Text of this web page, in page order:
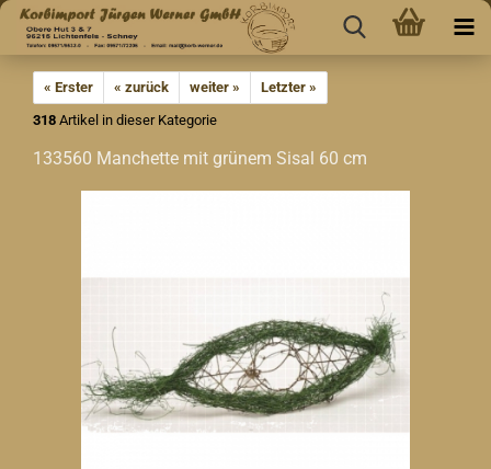
« Erster « zurück weiter »
Letzter »
318 Artikel in dieser Kategorie
133560 Manchette mit grünem Sisal 60 cm